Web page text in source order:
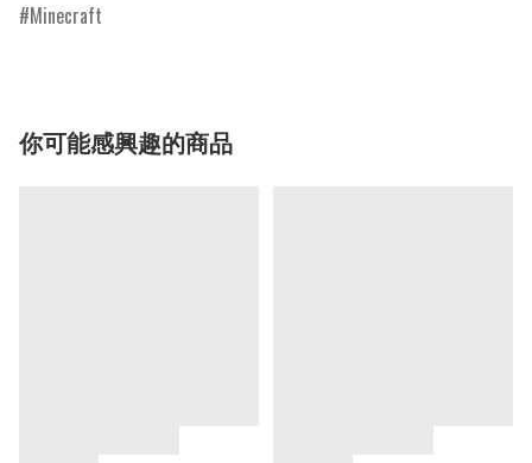
Minecraft
你可能感興趣的商品